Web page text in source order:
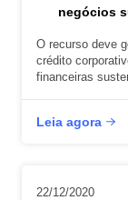
negócios
O recurso deve
crédito
financeiras
Leia agora
22/12/2020